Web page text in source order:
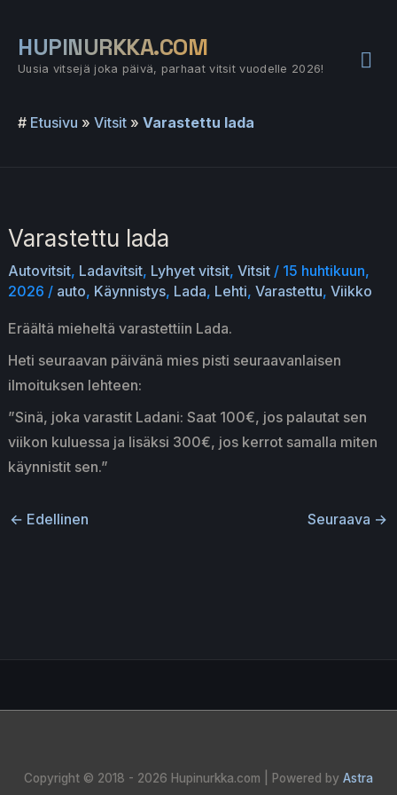
sisältöön
HUPINURKKA.COM
Uusia vitsejä joka päivä, parhaat vitsit vuodelle 2026!
# Etusivu » Vitsit » Varastettu lada
Varastettu lada
Autovitsit, Ladavitsit, Lyhyet vitsit, Vitsit/ 15 huhtikuun,
2026 / auto, Käynnistys, Lada, Lehti, Varastettu, Viikko
Eräältä mieheltä varastettiin Lada.
Heti seuraavan päivänä mies pisti seuraavanlaisen
ilmoituksen lehteen:
”Sinä, joka varastit Ladani: Saat 100€, jos palautat sen
viikon kuluessa ja lisäksi 300€, jos kerrot samalla miten
käynnistit sen.”
← Edellinen Seuraava →
Copyright © 2018 - 2026 Hupinurkka.com | Powered by Astra